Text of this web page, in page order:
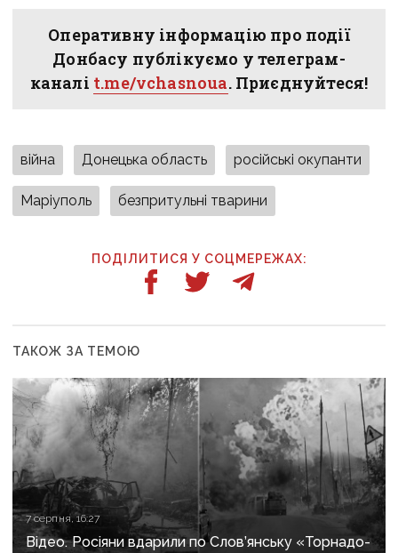
Оперативну інформацію про події
Донбасу публікуємо у телеграм-
каналі t.me/vchasnoua. Приєднуйтеся!
війна Донецька область російські окупанти
Маріуполь безпритульні тварини
ПОДІЛИТИСЯ У СОЦМЕРЕЖАХ:
ТАКОЖ ЗА ТЕМОЮ
7 серпня, 16:27
Відео. Росіяни вдарили по Слов’янську «Торнадо-